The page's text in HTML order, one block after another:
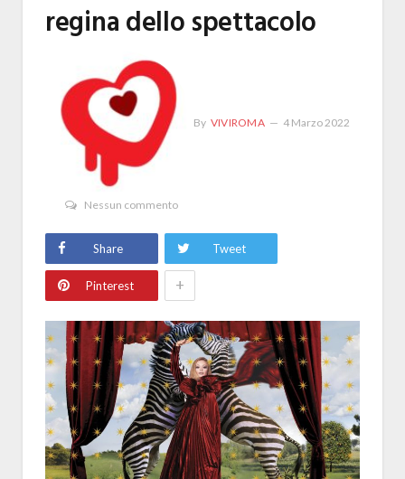
regina dello spettacolo
By VIVIROMA 4 Marzo 2022
Nessun commento
Share Tweet
Pinterest +